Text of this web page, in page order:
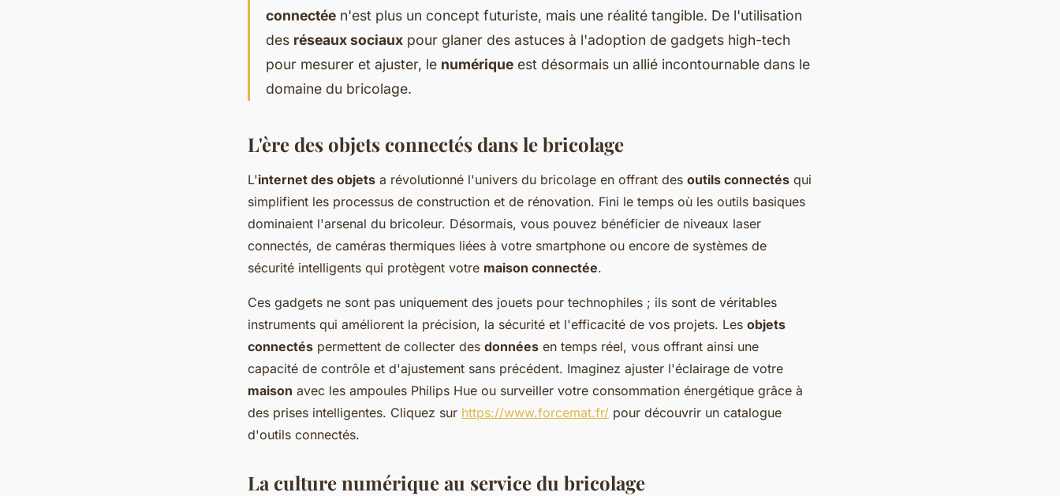
connectée n'est plus un concept futuriste, mais une réalité tangible. De l'utilisation
des réseaux sociaux pour glaner des astuces à l'adoption de gadgets high-tech
pour mesurer et ajuster, le numérique est désormais un allié incontournable dans le
domaine du bricolage.
L'ère des objets connectés dans le bricolage
L'internet des objets a révolutionné l'univers du bricolage en offrant des outils connectés qui
simplifient les processus de construction et de rénovation. Fini le temps où les outils basiques
dominaient l'arsenal du bricoleur. Désormais, vous pouvez bénéficier de niveaux laser
connectés, de caméras thermiques liées à votre smartphone ou encore de systèmes de
sécurité intelligents qui protègent votre maison connectée.
Ces gadgets ne sont pas uniquement des jouets pour technophiles ; ils sont de véritables
instruments qui améliorent la précision, la sécurité et l'efficacité de vos projets. Les objets
connectés permettent de collecter des données en temps réel, vous offrant ainsi une
capacité de contrôle et d'ajustement sans précédent. Imaginez ajuster l'éclairage de votre
maison avec les ampoules Philips Hue ou surveiller votre consommation énergétique grâce à
des prises intelligentes. Cliquez sur https://www.forcemat.fr/ pour découvrir un catalogue
d'outils connectés.
La culture numérique au service du bricolage